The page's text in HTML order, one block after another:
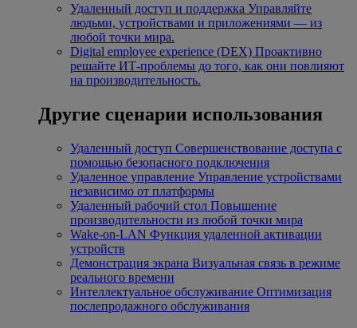
Удаленный доступ и поддержка Управляйте
людьми, устройствами и приложениями — из
любой точки мира.
Digital employee experience (DEX) Проактивно
решайте ИТ-проблемы до того, как они повлияют
на производительность.
Другие сценарии использования
Удаленный доступ Совершенствование доступа с
помощью безопасного подключения
Удаленное управление Управление устройствами
независимо от платформы
Удаленный рабочий стол Повышение
производительности из любой точки мира
Wake-on-LAN Функция удаленной активации
устройств
Демонстрация экрана Визуальная связь в режиме
реального времени
Интеллектуальное обслуживание Оптимизация
послепродажного обслуживания